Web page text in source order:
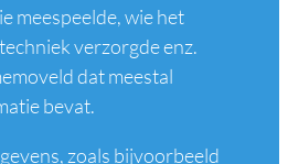
meespeelde, wie het
verzorgde enz.
dat meestal
bevat.
zoals bijvoorbeeld